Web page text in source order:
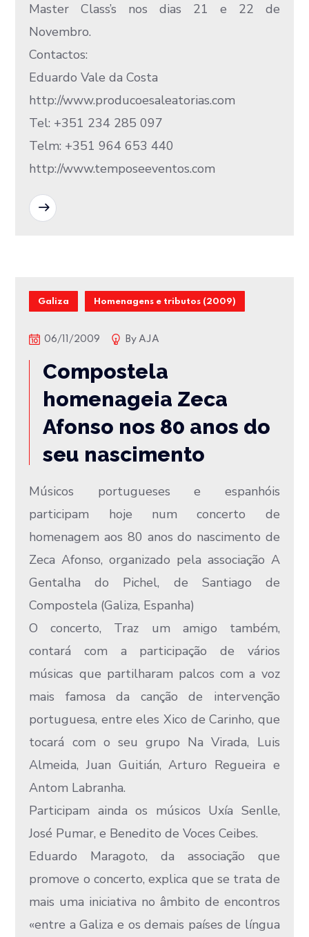
Master Class’s nos dias 21 e 22 de
Novembro.
Contactos:
Eduardo Vale da Costa
http://www.producoesaleatorias.com
Tel: +351 234 285 097
Telm: +351 964 653 440
http://www.temposeeventos.com
Galiza Homenagens e tributos (2009)
06/11/2009 ByAJA
Compostela
homenageia Zeca
Afonso nos 80 anos do
seu nascimento
Músicos portugueses e espanhóis
participam hoje num concerto de
homenagem aos 80 anos do nascimento de
Zeca Afonso, organizado pela associação A
Gentalha do Pichel, de Santiago de
Compostela (Galiza, Espanha)
O concerto, Traz um amigo também,
contará com a participação de vários
músicas que partilharam palcos com a voz
mais famosa da canção de intervenção
portuguesa, entre eles Xico de Carinho, que
tocará com o seu grupo Na Virada, Luis
Almeida, Juan Guitián, Arturo Regueira e
Antom Labranha.
Participam ainda os músicos Uxía Senlle,
José Pumar, e Benedito de Voces Ceibes.
Eduardo Maragoto, da associação que
promove o concerto, explica que se trata de
mais uma iniciativa no âmbito de encontros
«entre a Galiza e os demais países de língua